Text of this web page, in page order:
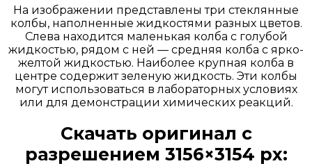
На изображении представлены три стеклянные
колбы, наполненные жидкостями разных цветов.
Слева находится маленькая колба с голубой
жидкостью, рядом с ней — средняя колба с ярко-
желтой жидкостью. Наиболее крупная колба в
центре содержит зеленую жидкость. Эти колбы
могут использоваться в лабораторных условиях
или для демонстрации химических реакций.
Скачать оригинал с
разрешением 3156×3154 px: